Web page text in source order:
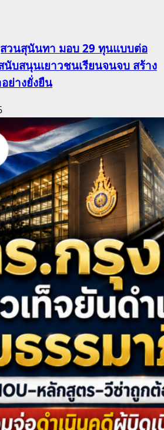
วนสุนันทา มอบ 29 ทุนแบบต่อ
นับสนุนเยาวชนเรียนจนจบ สร้าง
ย่างยั่งยืน